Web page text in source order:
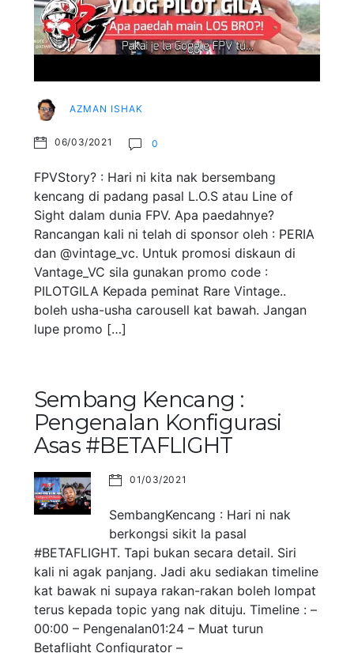
AZMAN ISHAK
06/03/2021 0
FPVStory? : Hari ni kita nak bersembang
kencang di padang pasal L.O.S atau Line of
Sight dalam dunia FPV. Apa paedahnye?
Rancangan kali ni telah di sponsor oleh : PERIA
dan @vintage_vc. Untuk promosi diskaun di
Vantage_VC sila gunakan promo code :
PILOTGILA Kepada peminat Rare Vintage..
boleh usha-usha carousell kat bawah. Jangan
lupe promo […]
Sembang Kencang :
Pengenalan Konfigurasi
Asas #BETAFLIGHT
01/03/2021
SembangKencang : Hari ni nak
berkongsi sikit la pasal
#BETAFLIGHT. Tapi bukan secara detail. Siri
kali ni agak panjang. Jadi aku sediakan timeline
kat bawak ni supaya rakan-rakan boleh lompat
terus kepada topic yang nak dituju. Timeline : –
00:00 – Pengenalan01:24 – Muat turun
Betaflight Configurator –